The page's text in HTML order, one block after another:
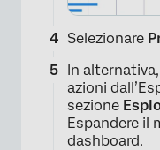
Selezionare
In
azioni
sezione
Espandere il
dashboard.